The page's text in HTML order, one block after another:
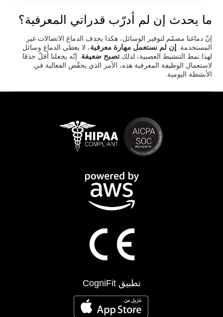
ما يحدث إن لم أدرّب قدراتي المعرفية؟
إنّ دماغنا مصمّم لتوفير الوسائل، هكذا يحذف الدماغ الاتصالات غير
المستخدمة. إن لم نستعمل مهارة معرفية، لا يعطي الدماغ وسائل
لهذا نمط التنشيط العصبية، لذلكتصبح ضعيفة. إنّه يجعلنا أقلّ حذقا
لاستعمال الوظيفة المعرفية هذه، الأمر الذي يخفّض الفعالية في
الأنشطة اليومية.
تطبيق CogniFit